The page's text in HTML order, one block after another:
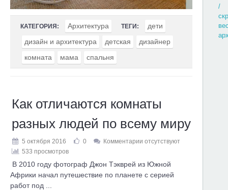
/
КАТЕГОРИЯ: Архитектура ТЕГИ:
дети
дизайн и архитектура
детская
дизайнер
комната
мама спальня
Как отличаются комнаты
разных людей по всему миру
5 октября 2016 0
Комментарии отсутствуют
533 просмотров
В 2010 году фотограф Джон Тэкврей из Южной
Африки начал путешествие по планете с серией
работ под ...